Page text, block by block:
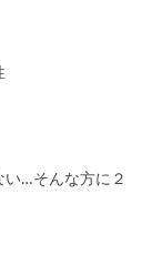
い…そんな方に２